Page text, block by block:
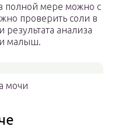
полной мере можно с
проверить соли в
анализа
малыш.
мочи